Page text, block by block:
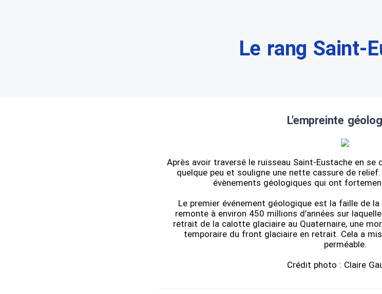
Le rang Saint-
L'empreinte
Après avoir traversé le ruisseau Saint-Eustache en se
quelque peu et souligne une nette cassure de
évènements géologiques qui ont
Le premier événement géologique est la faille de
remonte à environ 450 millions d’années sur
retrait de la calotte glaciaire au Quaternaire, une
temporaire du front glaciaire en retrait. Cela a
perméable.
Crédit photo : Claire